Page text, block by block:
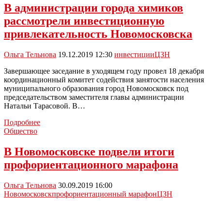
рабочих
В администрации города химиков
рассмотрели инвестиционную
привлекательность Новомосковска
Ольга Тельнова 19.12.2019 12:30 инвестицииЦЗН
Завершающее заседание в уходящем году провел 18 декабря
координационный комитет содействия занятости населения
муниципального образования город Новомосковск под
председательством заместителя главы администрации
Натальи Тарасовой. В…
ПодробнееВ
рассмотрели
инвестиционную
Новомосковска
Общество
В Новомосковске подвели итоги
профориентационного марафона
Ольга Тельнова 30.09.2019 16:00
Новомосковскпрофориентационный марафонЦЗН